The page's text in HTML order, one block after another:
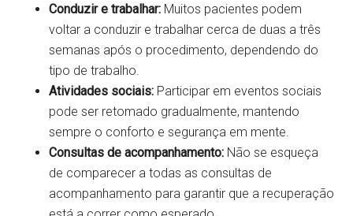
Conduzir e trabalhar: Muitos pacientes podem
voltar a conduzir e trabalhar cerca de duas a três
semanas após o procedimento, dependendo do
tipo de trabalho.
Atividades sociais: Participar em eventos sociais
pode ser retomado gradualmente, mantendo
sempre o conforto e segurança em mente.
Consultas de acompanhamento: Não se esqueça
de comparecer a todas as consultas de
acompanhamento para garantir que a recuperação